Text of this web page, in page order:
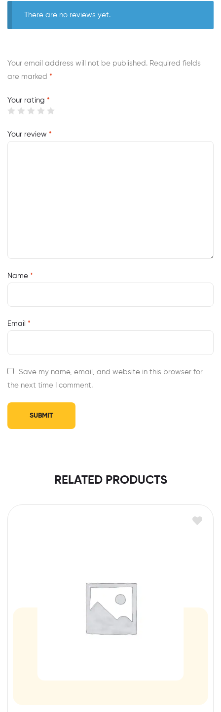
There are no reviews yet.
Your email address will not be published. Required fields
are marked *
Your rating *
Your review *
Name *
Email *
Save my name, email, and website in this browser for
the next time I comment.
RELATED PRODUCTS